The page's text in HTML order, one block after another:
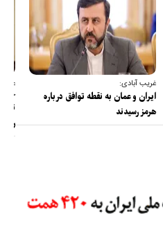
غریب آبادی:
ایران و عمان به نقطه توافق درباره
هرمز رسیدند
عضو
را